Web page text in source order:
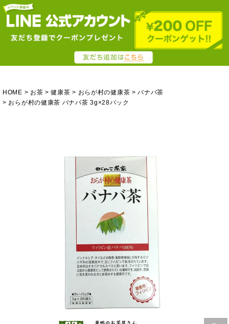
HOME お茶 健康茶 おらが村の健康茶
バナバ茶
おらが村の健康茶 バナバ茶 3g×28パック